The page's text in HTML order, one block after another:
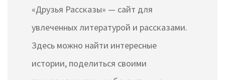
«Друзья Рассказы» — сайт для
увлеченных литературой и рассказами.
Здесь можно найти интересные
истории, поделиться своими